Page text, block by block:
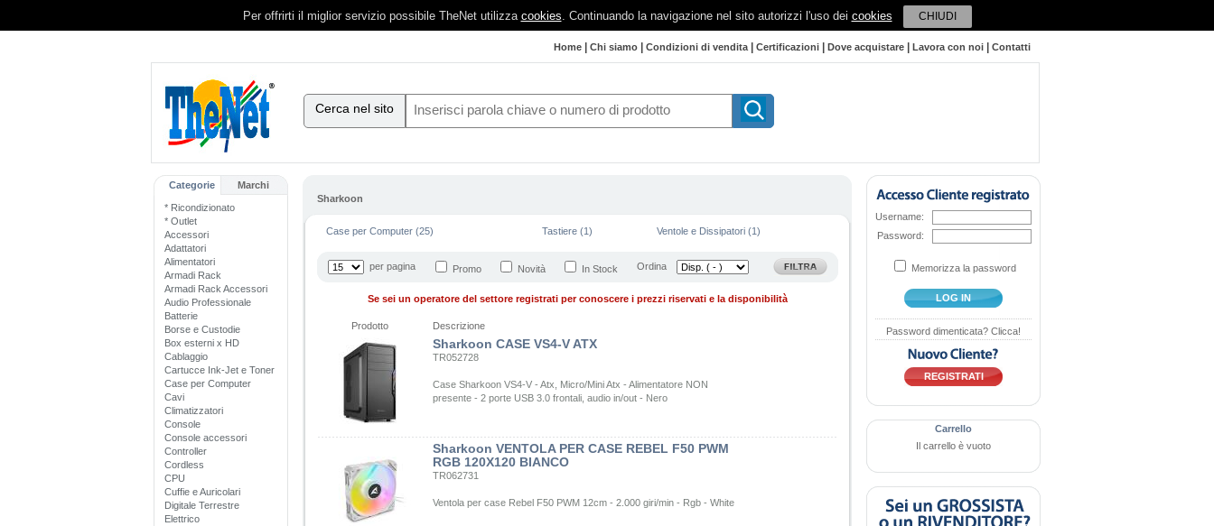
Per offrirti il miglior servizio possibile TheNet utilizza cookies. Continuando la navigazione nel sito autorizzi l'uso dei cookies CHIUDI
Home Chi siamo Condizioni di vendita| Certificazioni Dove acquistare Lavora con noi Contatti
Cerca nel sito
Categorie Marchi
* Ricondizionato
* Outlet
Accessori
Adattatori
Alimentatori
Armadi Rack
Armadi Rack Accessori
Audio Professionale
Batterie
Borse e Custodie
Box esterni x HD
Cablaggio
Cartucce Ink-Jet e Toner
Case per Computer
Cavi
Climatizzatori
Console
Console accessori
Controller
Cordless
CPU
Cuffie e Auricolari
Digitale Terrestre
Elettrico
Sharkoon
Case per Computer (25) Tastiere (1) Ventole e Dissipatori (1)
per pagina Promo Novità In Stock Ordina
Se sei un operatore del settore registrati per conoscere i prezzi riservati e la disponibilità
Prodotto Descrizione
Sharkoon CASE VS4-V ATX
TR052728
Case Sharkoon VS4-V - Atx, Micro/Mini Atx - Alimentatore NON
presente - 2 porte USB 3.0 frontali, audio in/out - Nero
Sharkoon VENTOLA PER CASE REBEL F50 PWM
RGB 120X120 BIANCO
TR062731
Ventola per case Rebel F50 PWM 12cm - 2.000 giri/min - Rgb - White
Username:
Password:
Memorizza la password
LOG IN
Password dimenticata? Clicca!
REGISTRATI
Carrello
Il carrello è vuoto